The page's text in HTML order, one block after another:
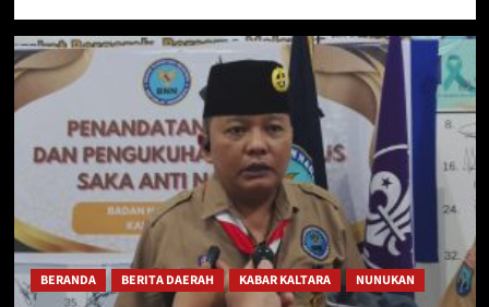
BERANDA BERITA DAERAH KABAR KALTARA NUNUKAN